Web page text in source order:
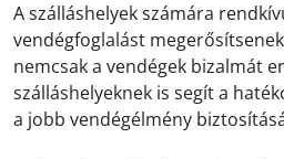
A szálláshelyek számára
vendégfoglalást
nemcsak a vendégek bizalmát
szálláshelyeknek is segít a
a jobb vendégélmény